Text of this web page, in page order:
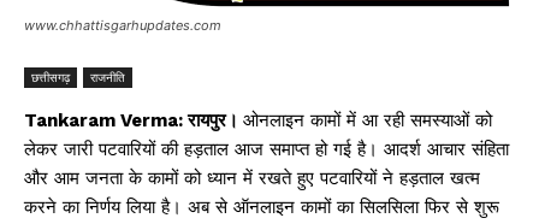
www.chhattisgarhupdates.com
छत्तीसगढ़ राजनीति
Tankaram Verma: रायपुर। ओनलाइन कामों में आ रही समस्याओं को
लेकर जारी पटवारियों की हड़ताल आज समाप्त हो गई है। आदर्श आचार संहिता
और आम जनता के कामों को ध्यान में रखते हुए पटवारियों ने हड़ताल खत्म
करने का निर्णय लिया है। अब से ऑनलाइन कामों का सिलसिला फिर से शुरू